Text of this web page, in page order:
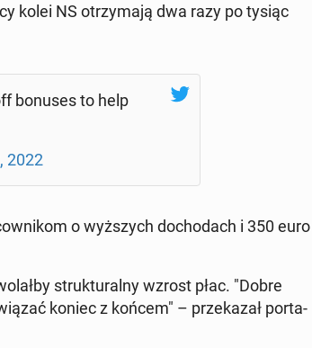
kolei NS otrzy­ma­ją dwa razy po tysiąc
bonuses to help
2022
o wyż­szych do­cho­dach i 350 euro
struk­tu­ral­ny wzrost płac. "Dobre
koniec z końcem" – prze­ka­zał por­ta­